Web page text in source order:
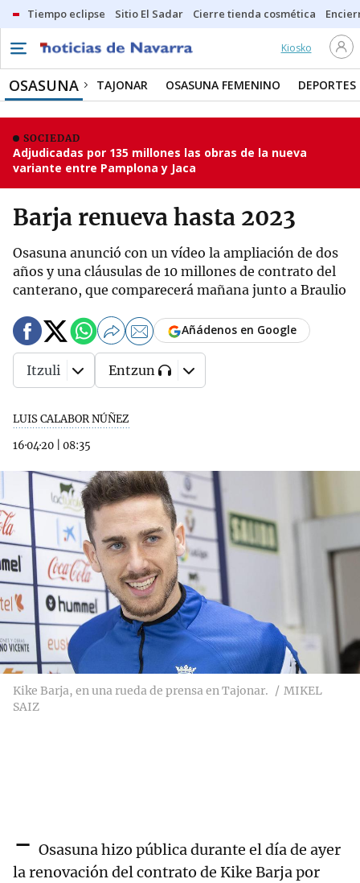
Tiempo eclipse Sitio El Sadar Cierre tienda cosmética
Kiosko
OSASUNA TAJONAR OSASUNA FEMENINO DEPORTES
SOCIEDAD
Adjudicadas por 135 millones las obras de la nueva
variante entre Pamplona y Jaca
Barja renueva hasta 2023
Osasuna anunció con un vídeo la ampliación de dos
años y una cláusulas de 10 millones de contrato del
canterano, que comparecerá mañana junto a Braulio
LUIS CALABOR NÚÑEZ
16·04·20
08:35
Añádenos en Google
Itzuli Entzun
Kike Barja, en una rueda de prensa en Tajonar.
MIKEL
SAIZ
- Osasuna hizo pública durante el día de ayer
la renovación del contrato de Kike Barja por